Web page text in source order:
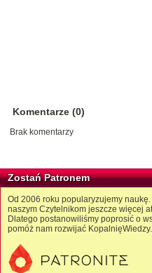
Komentarze (0)
Brak komentarzy
Zostań Patronem
Od 2006 roku popularyzujemy
naszym Czytelnikom jeszcze więcej
Dlatego postanowiliśmy poprosić o
pomóż nam rozwijać KopalnięWiedzy.